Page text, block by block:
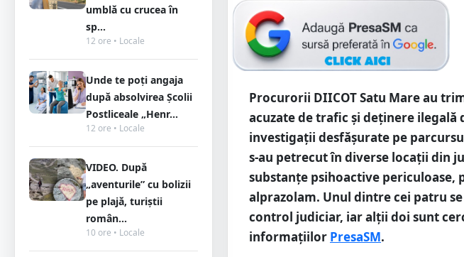
umblă cu crucea în
sp...
12 ore • Locale
Unde te poți angaja
după absolvirea Școlii
Postliceale „Henr...
12 ore • Locale
VIDEO. După
„aventurile” cu bolizii
pe plajă, turiștii
român...
10 ore • Locale
Procurorii DIICOT Satu Mare au
acuzate de trafic și deținere
investigații desfășurate pe
s-au petrecut în diverse locații din
substanțe psihoactive periculoase,
alprazolam. Unul dintre cei patru
control judiciar, iar alții doi sunt
informațiilor PresaSM.